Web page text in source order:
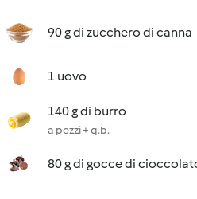
90 g di zucchero di canna
1 uovo
140 g di burro
a pezzi + q.b.
80 g di gocce di